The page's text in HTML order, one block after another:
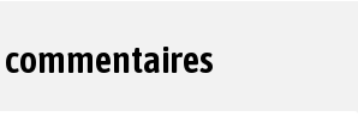
commentaires